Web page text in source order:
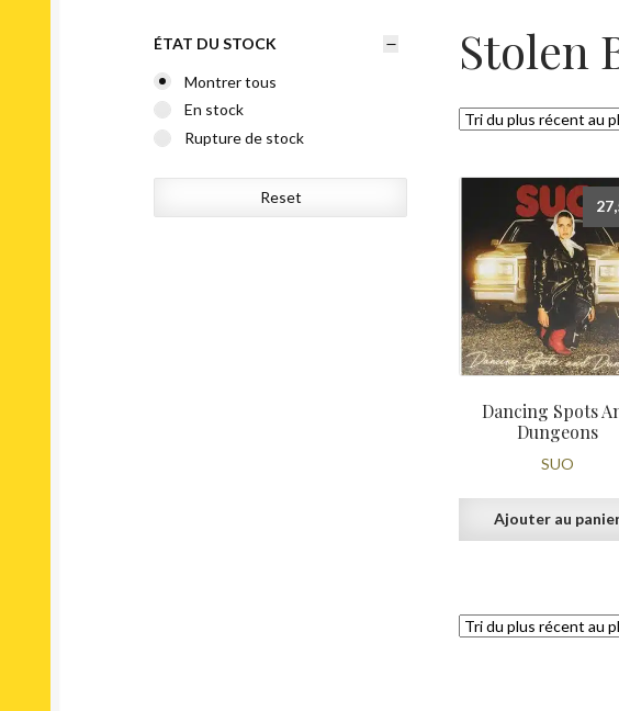
Stolen
Dancing Spots
Dungeons
SUO
Ajouter au
ÉTAT DU STOCK
Montrer tous
En stock
Rupture de stock
Reset